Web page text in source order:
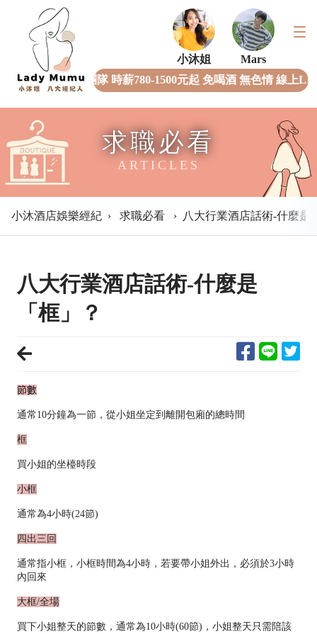
小沐姐
Mars
全女經紀團隊 時薪780-1500元起 免喝酒 無色情 線上
求職必看
ARTICLES
小沐酒店娛樂經紀 › 求職必看 › 八大行業酒店話術-什麼是
八大行業酒店話術-什麼是
「框」？
節數
通常10分鐘為一節，從小姐坐定到離開包廂的總時間
框
買小姐的坐檯時段
小框
通常為4小時(24節)
四出三回
通常指小框，小框時間為4小時，若要帶小姐外出，必須於3小時
內回來
大框/全場
買下小姐整天的節數，通常為10小時(60節)，小姐整天只需陪該